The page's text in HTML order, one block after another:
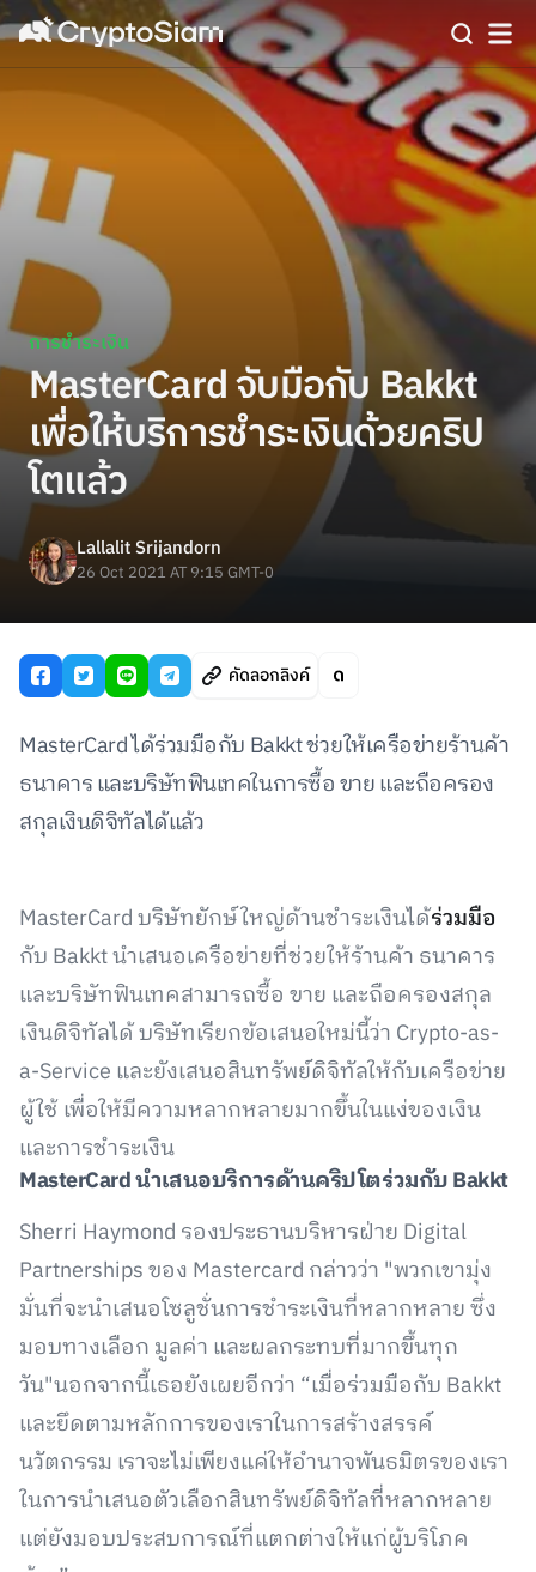
การชำระเงิน
MasterCard จับมือกับ Bakkt
เพื่อให้บริการชำระเงินด้วยคริป
โตแล้ว
Lallalit Srijandorn
26 Oct 2021 AT 9:15 GMT-0
คัดลอกลิงค์
MasterCard ได้ร่วมมือกับ Bakkt ช่วยให้เครือข่ายร้านค้า
ธนาคาร และบริษัทฟินเทคในการซื้อ ขาย และถือครอง
สกุลเงินดิจิทัลได้แล้ว
MasterCard บริษัทยักษ์ใหญ่ด้านชำระเงินได้ร่วมมือ
กับ Bakkt นำเสนอเครือข่ายที่ช่วยให้ร้านค้า ธนาคาร
และบริษัทฟินเทคสามารถซื้อ ขาย และถือครองสกุล
เงินดิจิทัลได้ บริษัทเรียกข้อเสนอใหม่นี้ว่า Crypto-as-
a-Service และยังเสนอสินทรัพย์ดิจิทัลให้กับเครือข่าย
ผู้ใช้ เพื่อให้มีความหลากหลายมากขึ้นในแง่ของเงิน
และการชำระเงิน
MasterCardนำเสนอบริการด้านคริปโตร่วมกับBakkt
Sherri Haymond รองประธานบริหารฝ่าย Digital
Partnerships ของ Mastercard กล่าวว่า "พวกเขามุ่ง
มั่นที่จะนำเสนอโซลูชั่นการชำระเงินที่หลากหลาย ซึ่ง
มอบทางเลือก มูลค่า และผลกระทบที่มากขึ้นทุก
วัน"นอกจากนี้เธอยังเผยอีกว่า “เมื่อร่วมมือกับ Bakkt
และยึดตามหลักการของเราในการสร้างสรรค์
นวัตกรรม เราจะไม่เพียงแค่ให้อำนาจพันธมิตรของเรา
ในการนำเสนอตัวเลือกสินทรัพย์ดิจิทัลที่หลากหลาย
แต่ยังมอบประสบการณ์ที่แตกต่างให้แก่ผู้บริโภค